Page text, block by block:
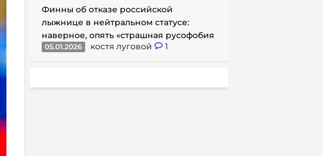
Финны об отказе российской
лыжнице в нейтральном статусе:
наверное, опять «страшная русофобия
05.01.2026 костя луговой 1